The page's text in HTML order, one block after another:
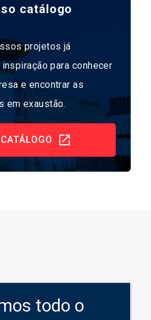
catálogo
projetos já
para conhecer
e encontrar as
em exaustão.
todo o